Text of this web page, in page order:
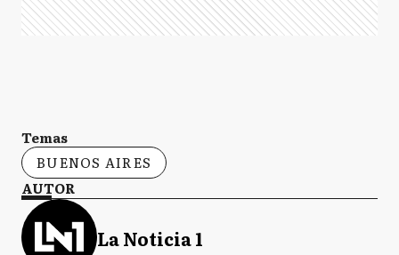
Temas
BUENOS AIRES
AUTOR
La Noticia 1